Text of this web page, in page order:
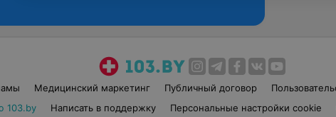
Медицинский маркетинг Публичный договор
103.by
Написать в поддержку Персональные настройки cookie